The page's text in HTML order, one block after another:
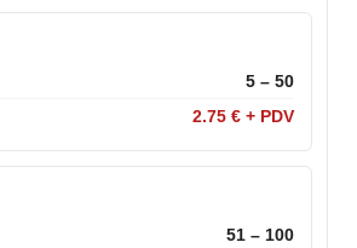
5 – 50
2.75 € + PDV
51 – 100